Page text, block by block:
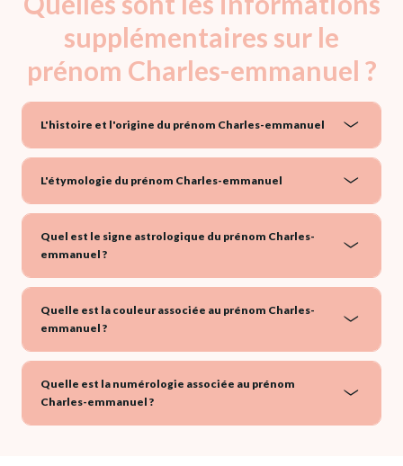
supplémentaires sur le
prénom Charles-emmanuel ?
L'histoire et l'origine du prénom Charles-emmanuel
L'étymologie du prénom Charles-emmanuel
Quel est le signe astrologique du prénom Charles-
emmanuel ?
Quelle est la couleur associée au prénom Charles-
emmanuel ?
Quelle est la numérologie associée au prénom
Charles-emmanuel ?